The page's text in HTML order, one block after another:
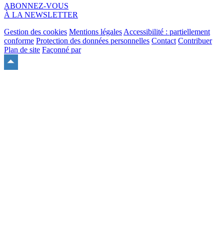
ABONNEZ-VOUS
À LA NEWSLETTER
Gestion des cookies Mentions légales Accessibilité : partiellement
conforme Protection des données personnelles Contact Contribuer
Plan de site Façonné par